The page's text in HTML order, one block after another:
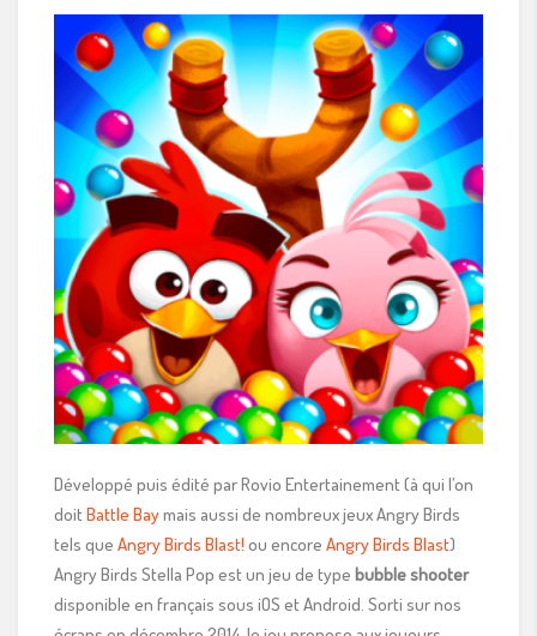
Développé puis édité par Rovio Entertainement (à qui l’on
doitBattle Baymais aussi de nombreux jeux Angry Birds
tels que Angry Birds Blast! ou encore Angry Birds Blast)
Angry Birds Stella Pop est un jeu de type bubble shooter
disponible en français sous iOS et Android. Sorti sur nos